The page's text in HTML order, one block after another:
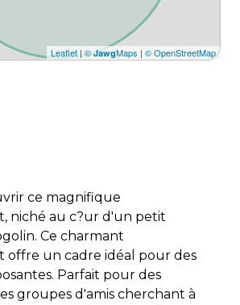
Leaflet | ©JawgMaps | © OpenStreetMap
ce magnifique
niché au c?ur d'un petit
Ce charmant
offre un cadre idéal pour des
Parfait pour des
groupes d'amis cherchant à